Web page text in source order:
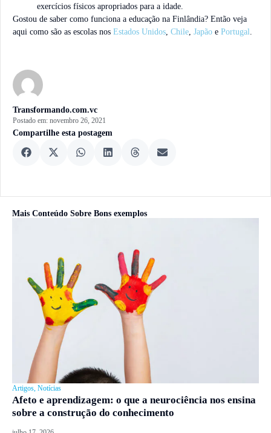
Transformando.com.vc
Postado em: novembro 26, 2021
Compartilhe esta postagem
exercícios físicos apropriados para a idade.
Gostou de saber como funciona a educação na Finlândia? Então veja
aqui como são as escolas nos Estados Unidos Chile Japão e Portugal
Mais Conteúdo Sobre Bons exemplos
Artigos Notícias
Afeto e aprendizagem: o que a neurociência nos ensina
sobre a construção do conhecimento